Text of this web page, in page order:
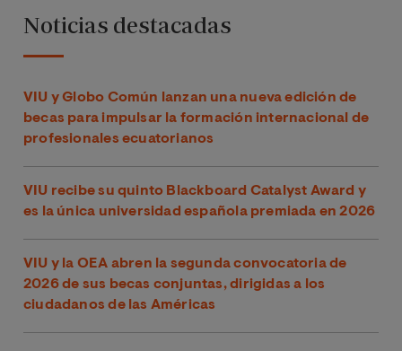
Noticias destacadas
VIU y Globo Común lanzan una nueva edición de
becas para impulsar la formación internacional de
profesionales ecuatorianos
VIU recibe su quinto Blackboard Catalyst Award y
es la única universidad española premiada en 2026
VIU y la OEA abren la segunda convocatoria de
2026 de sus becas conjuntas, dirigidas a los
ciudadanos de las Américas